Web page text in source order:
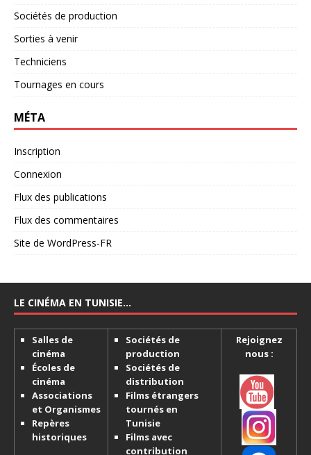
Sociétés de production
Sorties à venir
Techniciens
Tournages en cours
MÉTA
Inscription
Connexion
Flux des publications
Flux des commentaires
Site de WordPress-FR
LE CINÉMA EN TUNISIE…
Salles de
cinéma
Écoles de
cinéma
Associations
et Organismes
Repères
historiques
Sociétés de
production
Sociétés de
distribution
Films étrangers
tournés en
Tunisie
Films avec
contribution
Rejoignez
nous :